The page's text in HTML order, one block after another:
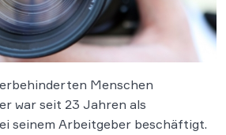
Menschen
war seit 23 Jahren als
seinem Arbeitgeber beschäftigt.